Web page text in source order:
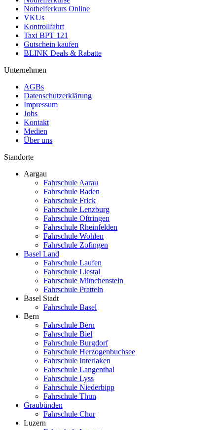
Nothelferkurs Online
VKUs
Kontrollfahrt
Taxi BPT 121
Gutschein kaufen
BLINK Deals & Rabatte
Unternehmen
AGBs
Datenschutzerklärung
Impressum
Jobs
Kontakt
Medien
Über uns
Standorte
Aargau
Fahrschule Aarau
Fahrschule Baden
Fahrschule Frick
Fahrschule Lenzburg
Fahrschule Oftringen
Fahrschule Rheinfelden
Fahrschule Wohlen
Fahrschule Zofingen
Basel Land
Fahrschule Laufen
Fahrschule Liestal
Fahrschule Münchenstein
Fahrschule Pratteln
Basel Stadt
Fahrschule Basel
Bern
Fahrschule Bern
Fahrschule Biel
Fahrschule Burgdorf
Fahrschule Herzogenbuchsee
Fahrschule Interlaken
Fahrschule Langenthal
Fahrschule Lyss
Fahrschule Niederbipp
Fahrschule Thun
Graubünden
Fahrschule Chur
Luzern